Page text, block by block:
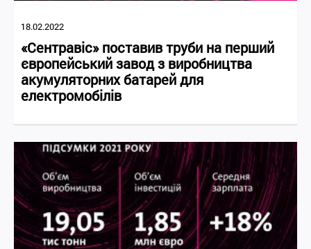
18.02.2022
«Сентравіс» поставив труби на перший
європейський завод з виробництва
акумуляторних батарей для
електромобілів